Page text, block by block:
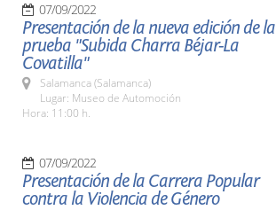
07/09/2022
Presentación de la nueva edición de la
prueba "Subida Charra Béjar-La
Covatilla"
Salamanca (Salamanca)
Lugar: Museo de Automoción
Hora: 11:00 h.
07/09/2022
Presentación de la Carrera Popular
contra la Violencia de Género